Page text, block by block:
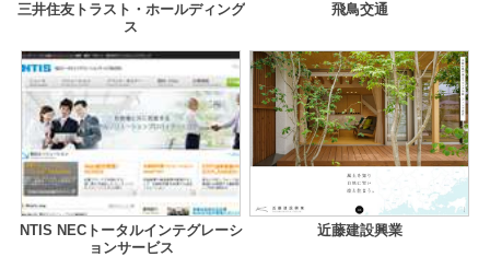
三井住友トラスト・ホールディング
ス
飛鳥交通
NTIS NECトータルインテグレーシ
ョンサービス
近藤建設興業